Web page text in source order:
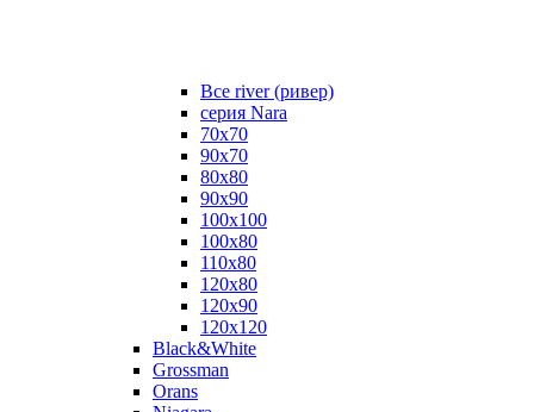
Все river (ривер)
серия Nara
70х70
90х70
80x80
90x90
100x100
100х80
110х80
120x80
120х90
120х120
Black&White
Grossman
Orans